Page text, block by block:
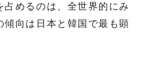
占めるのは、全世界的にみ
傾向は日本と韓国で最も顕